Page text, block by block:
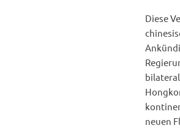
Diese
neuen